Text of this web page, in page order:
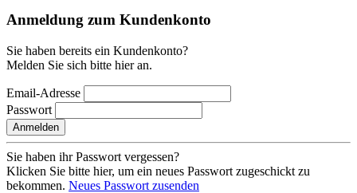
Anmeldung zum Kundenkonto
Sie haben bereits ein Kundenkonto?
Melden Sie sich bitte hier an.
Email-Adresse
Passwort
Anmelden
Sie haben ihr Passwort vergessen?
Klicken Sie bitte hier, um ein neues Passwort zugeschickt zu
bekommen. Neues Passwort zusenden